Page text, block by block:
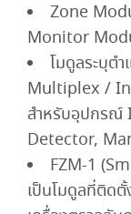
Zone
Monitor
โมดูลระบุต
Multiplex /
สำหรับอุปกรณ์
Detector,
FZM-1
เป็นโมดูลที่ติด